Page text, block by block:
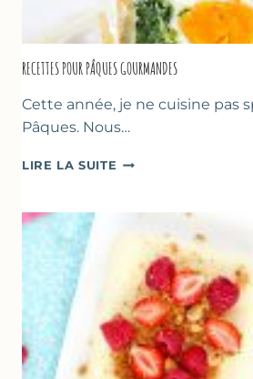
RECETTES POUR PÂQUES GOURMANDES
Cette année, je ne cuisine pas
Pâques. Nous…
LIRE LA SUITE RECETTES
GOURMANDES